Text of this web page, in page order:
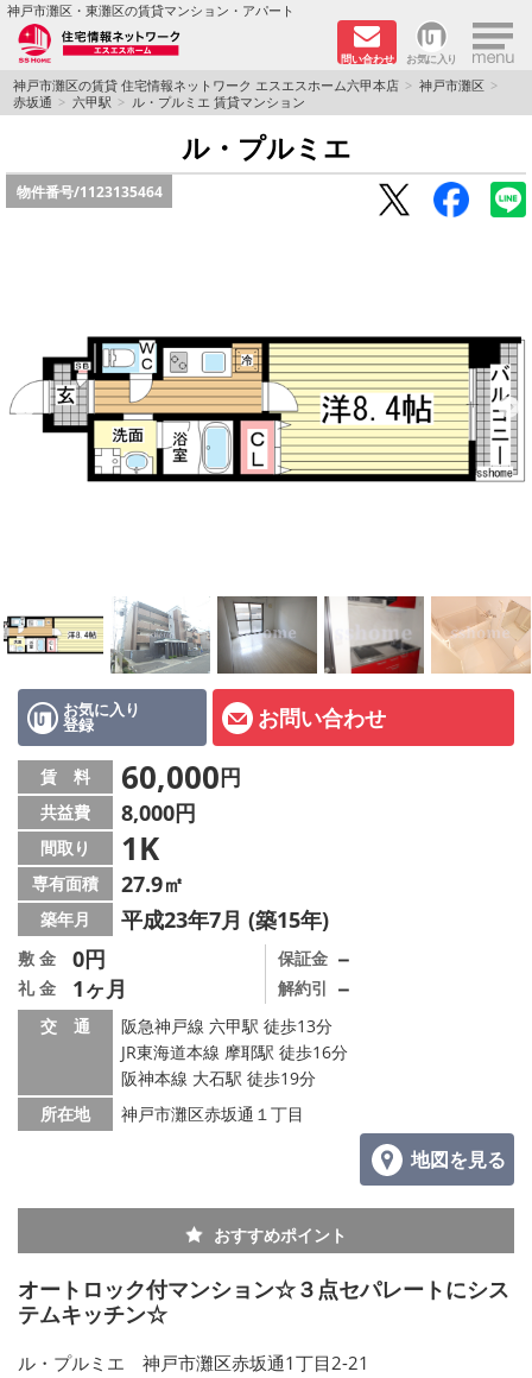
神戸市灘区・東灘区の賃貸マンション・アパート
問い合わせ お気に入り ×
TOPページ
学生さん向け物件
路線·駅から探す
地域から探す
地図から探す
メールでお問い合わせ
神戸市灘区の賃貸 住宅情報ネットワーク エスエスホーム六甲本店
神戸市灘区
赤坂通
六甲駅 ル・プルミエ 賃貸マンション
ル・プルミエ
物件番号/1123135464
お気に入り
登録 お問い合わせ
賃 料 60,000円
共益費 8,000円
間取り 1K
専有面積 27.9㎡
築年月 平成23年7月 (築15年)
敷 金 0円
礼 金 1ヶ月
保証金 －
解約引 －
交 通
阪急神戸線 六甲駅 徒歩13分
JR東海道本線 摩耶駅 徒歩16分
阪神本線 大石駅 徒歩19分
所在地
神戸市灘区赤坂通１丁目
地図を見る
おすすめポイント
オートロック付マンション☆３点セパレートにシス
テムキッチン☆
ル・プルミエ 神戸市灘区赤坂通1丁目2-21